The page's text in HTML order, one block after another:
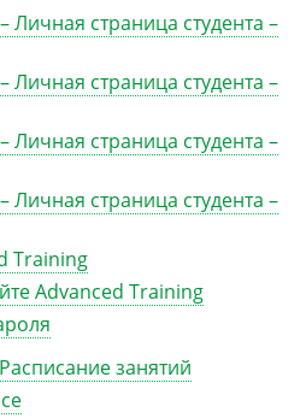
Личная страница студента –
Личная страница студента –
Личная страница студента –
Личная страница студента –
Training
Advanced Training
занятий